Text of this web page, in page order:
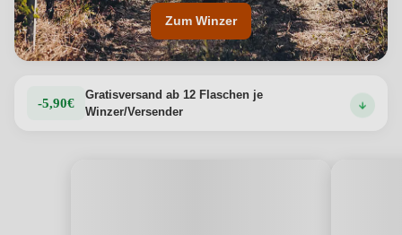
Zum Winzer
-5,90€
Gratisversand ab 12 Flaschen je
Winzer/Versender